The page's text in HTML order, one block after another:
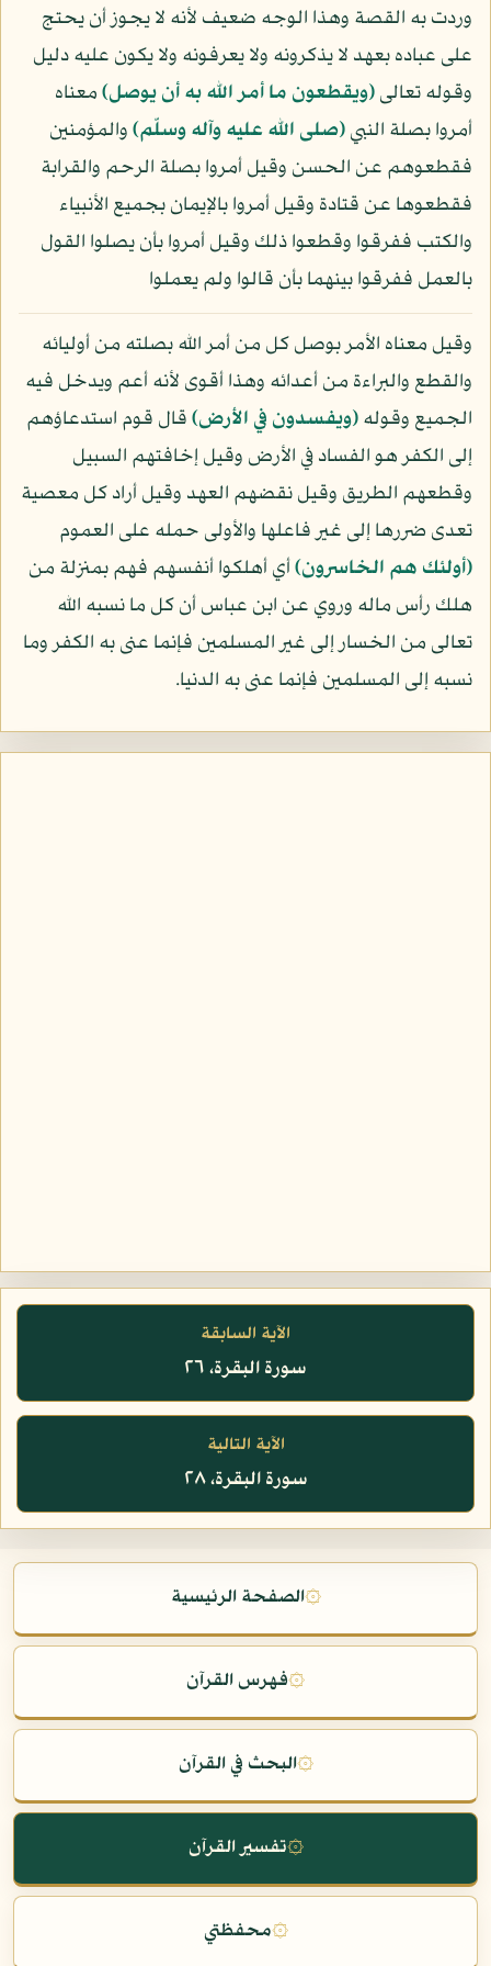
وردت به القصة وهذا الوجه ضعيف لأنه لا يجوز أن يحتج
على عباده بعهد لا يذكرونه ولا يعرفونه ولا يكون عليه دليل
وقوله تعالى﴿ويقطعون ما أمر الله به أن يوصل﴾معناه
أمروا بصلة النبي(صلى الله عليه وآله وسلّم)والمؤمنين
فقطعوهم عن الحسن وقيل أمروا بصلة الرحم والقرابة
فقطعوها عن قتادة وقيل أمروا بالإيمان بجميع الأنبياء
والكتب ففرقوا وقطعوا ذلك وقيل أمروا بأن يصلوا القول
بالعمل ففرقوا بينهما بأن قالوا ولم يعملوا
وقيل معناه الأمر بوصل كل من أمر الله بصلته من أوليائه
والقطع والبراءة من أعدائه وهذا أقوى لأنه أعم ويدخل فيه
الجميع وقوله﴿ويفسدون في الأرض﴾قال قوم استدعاؤهم
إلى الكفر هو الفساد في الأرض وقيل إخافتهم السبيل
وقطعهم الطريق وقيل نقضهم العهد وقيل أراد كل معصية
تعدى ضررها إلى غير فاعلها والأولى حمله على العموم
﴿أولئك هم الخاسرون﴾أي أهلكوا أنفسهم فهم بمنزلة من
هلك رأس ماله وروي عن ابن عباس أن كل ما نسبه الله
تعالى من الخسار إلى غير المسلمين فإنما عنى به الكفر وما
نسبه إلى المسلمين فإنما عنى به الدنيا.
الآية السابقة
سورة البقرة، ٢٦
الآية التالية
سورة البقرة، ٢٨
۞الصفحة الرئيسية
۞فهرس القرآن
۞البحث في القرآن
۞تفسير القرآن
۞محفظتي